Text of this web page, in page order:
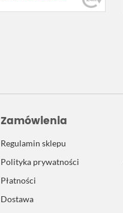
Zamówienia
Regulamin sklepu
Polityka prywatności
Płatności
Dostawa